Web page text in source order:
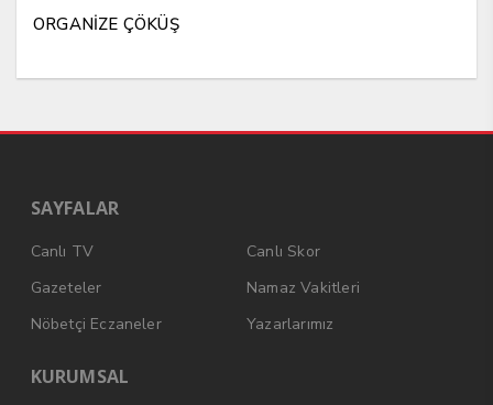
ORGANİZE ÇÖKÜŞ
SAYFALAR
Canlı TV
Canlı Skor
Gazeteler
Namaz Vakitleri
Nöbetçi Eczaneler
Yazarlarımız
KURUMSAL